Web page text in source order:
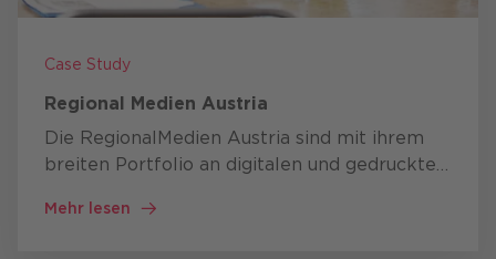
Case Study
Regional Medien Austria
Die RegionalMedien Austria sind mit ihrem
breiten Portfolio an digitalen und gedruckten
Serviceleistungen ein erfolgreiches
Mehr lesen